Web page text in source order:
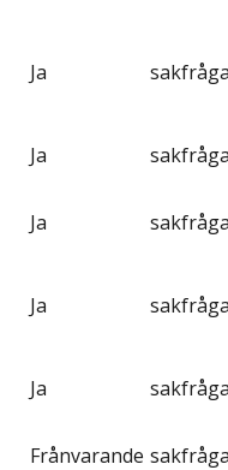
Ja
Ja
Ja
Ja
Ja
Frånvarande